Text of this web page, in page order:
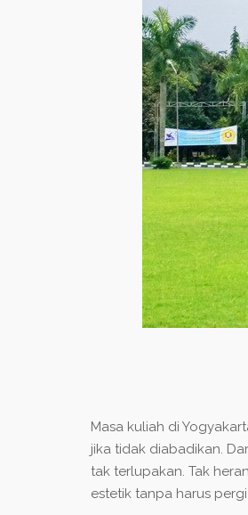
Masa kuliah di
jika tidak diabadikan.
tak terlupakan. Tak
estetik tanpa harus